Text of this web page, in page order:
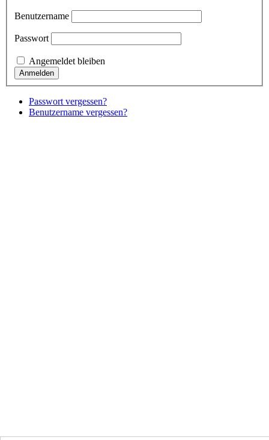
Benutzername
Passwort
Angemeldet bleiben
Passwort vergessen?
Benutzername vergessen?